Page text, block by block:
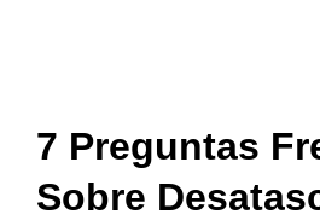
7 Preguntas
Sobre